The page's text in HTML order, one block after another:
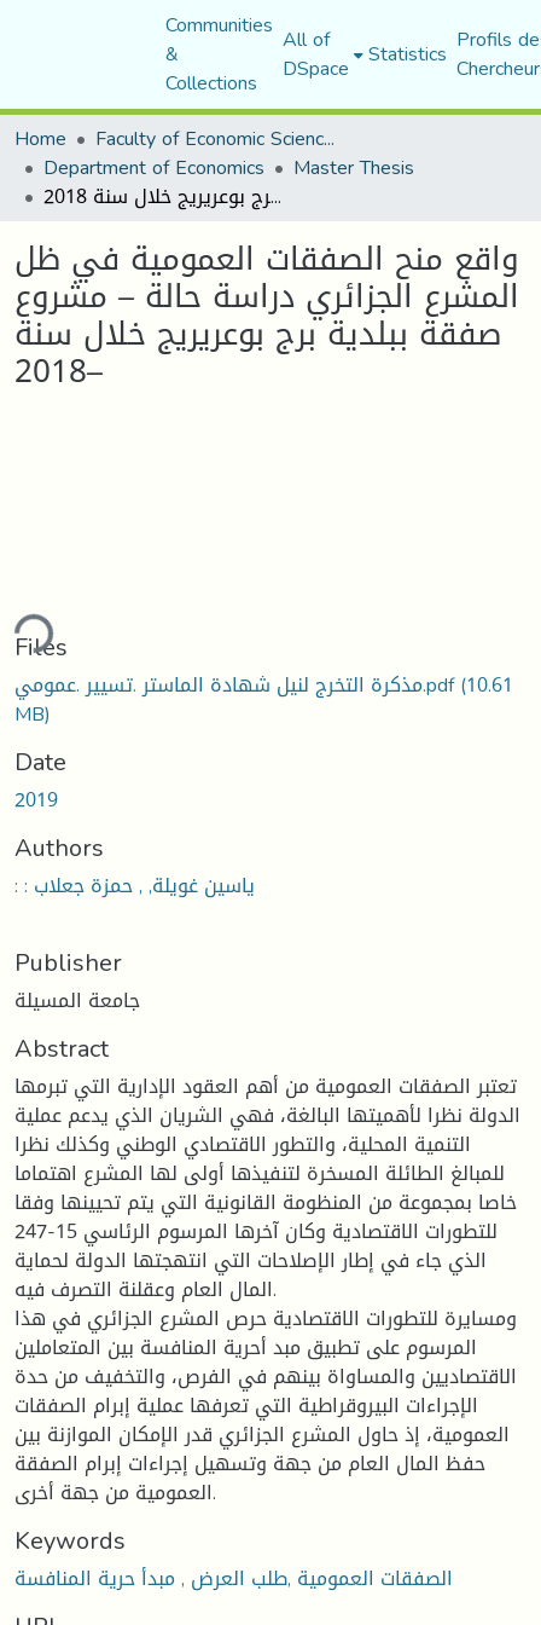
Communities
&
Collections
All of
DSpace Statistics Profils
Home
Faculty of Economic Sciences, Commerce and Management Sciences
Department of Economics Master Thesis
واقع منح الصفقات العمومية في ظل المشرع الجزائري دراسة حالة – مشروع صفقة ببلدية برج بوعريريج خلال سنة 2018–
واقع منح الصفقات العمومية في ظل
المشرع الجزائري دراسة حالة – مشروع
صفقة ببلدية برج بوعريريج خلال سنة
2018–
Files
مذكرة التخرج لنيل شهادة الماستر .تسيير .عمومي.pdf(10.61
MB)
Date
2019
Authors
: : ياسين غويلة, , حمزة جعلاب
Publisher
جامعة المسيلة
Abstract
تعتبر الصفقات العمومية من أهم العقود الإدارية التي تبرمها
الدولة نظرا لأهميتها البالغة، فهي الشريان الذي يدعم عملية
التنمية المحلية، والتطور الاقتصادي الوطني وكذلك نظرا
للمبالغ الطائلة المسخرة لتنفيذها أولى لها المشرع اهتماما
خاصا بمجموعة من المنظومة القانونية التي يتم تحيينها وفقا
للتطورات الاقتصادية وكان آخرها المرسوم الرئاسي 15-247
الذي جاء في إطار الإصلاحات التي انتهجتها الدولة لحماية
المال العام وعقلنة التصرف فيه.
ومسايرة للتطورات الاقتصادية حرص المشرع الجزائري في هذا
المرسوم على تطبيق مبد أحرية المنافسة بين المتعاملين
الاقتصاديين والمساواة بينهم في الفرص، والتخفيف من حدة
الإجراءات البيروقراطية التي تعرفها عملية إبرام الصفقات
العمومية، إذ حاول المشرع الجزائري قدر الإمكان الموازنة بين
حفظ المال العام من جهة وتسهيل إجراءات إبرام الصفقة
العمومية من جهة أخرى.
Keywords
الصفقات العمومية ,طلب العرض , مبدأ حرية المنافسة